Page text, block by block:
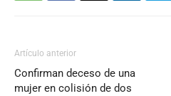
Artículo anterior
Confirman deceso de una
mujer en colisión de dos